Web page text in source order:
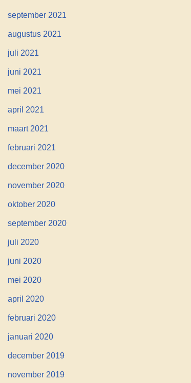
september 2021
augustus 2021
juli 2021
juni 2021
mei 2021
april 2021
maart 2021
februari 2021
december 2020
november 2020
oktober 2020
september 2020
juli 2020
juni 2020
mei 2020
april 2020
februari 2020
januari 2020
december 2019
november 2019